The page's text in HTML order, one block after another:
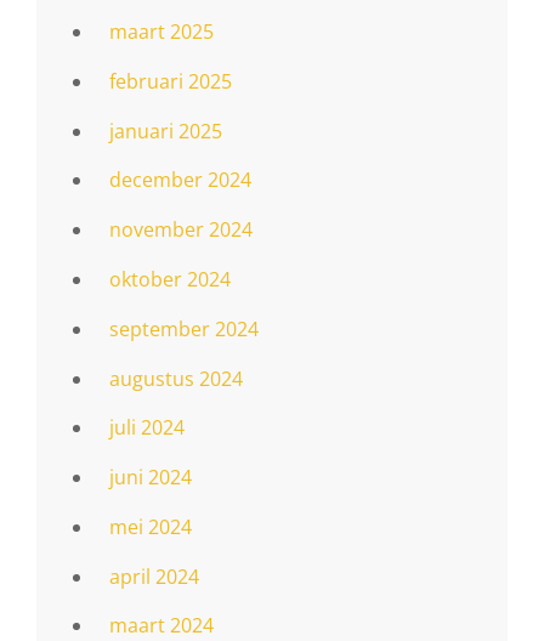
maart 2025
februari 2025
januari 2025
december 2024
november 2024
oktober 2024
september 2024
augustus 2024
juli 2024
juni 2024
mei 2024
april 2024
maart 2024